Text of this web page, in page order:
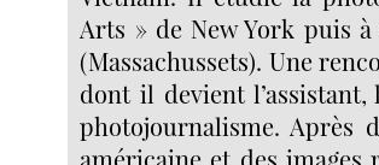
Arts » de New York puis
(Massachussets). Une
dont il devient
photojournalisme. Après
américaine et des